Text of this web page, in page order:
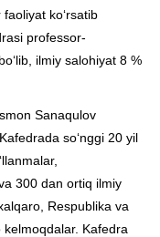
koʻrsatib
professor-
ilmiy salohiyat 8 %
Sanaqulov
soʻnggi 20 yil
300 dan ortiq ilmiy
Respublika va
Kafedra